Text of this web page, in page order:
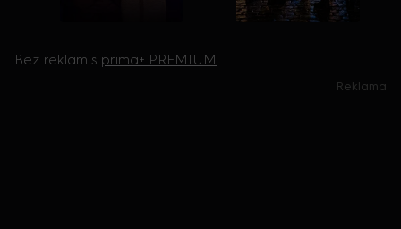
Bez reklam s prima+ PREMIUM
Reklama